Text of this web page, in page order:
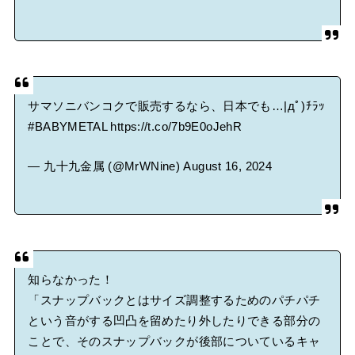
サマソニバンコクで販売するなら、日本でも…|дﾟ)ﾁﾗｯ
#BABYMETAL https://t.co/7b9E0oJehR
— 九十九金属 (@MrWNine)August 16, 2024
知らなかった！
「スナップバックとはサイズ調整するためのパチパチ
という音がする凹凸を留めたり外したりできる部分の
ことで、そのスナップバックが後部についているキャ